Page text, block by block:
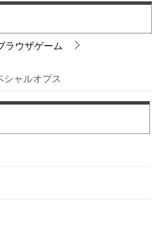
戦ゲ...
シュート落下から始まるバトロワ
れてデスマッチ形式のフラッグ
ラウザゲーム
シャルオプス